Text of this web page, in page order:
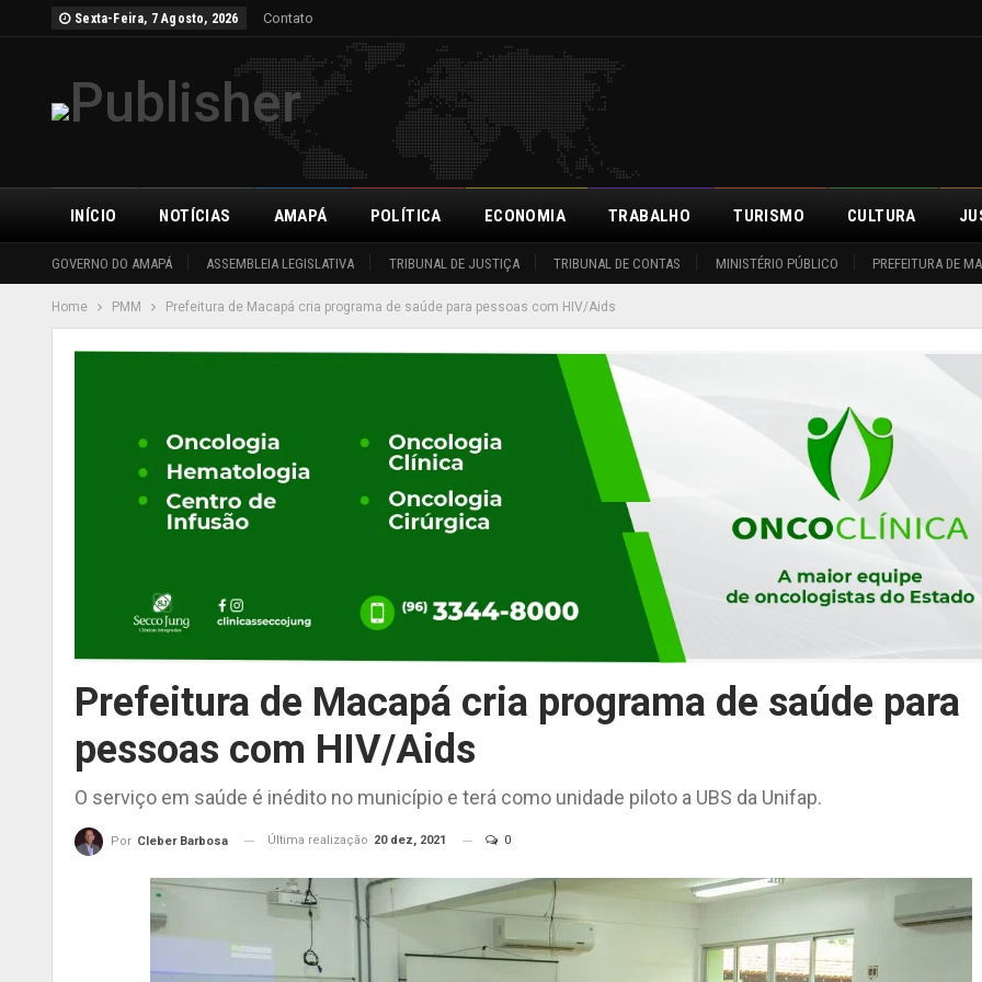
Sexta-Feira, 7 Agosto, 2026 Contato
INÍCIO
GOVERNO DO AMAPÁ ASSEMBLEIA LEGISLATIVA TRIBUNAL DE JUSTIÇA TRIBUNAL DE CONTAS MINISTÉRIO PÚBLICO PREFEITURA DE
NOTÍCIAS AMAPÁ POLÍTICA ECONOMIA TRABALHO TURISMO CULTURA
Home PMM Prefeitura de Macapá cria programa de saúde para pessoas com HIV/Aids
Prefeitura de Macapá cria programa de saúde para
pessoas com HIV/Aids
O serviço em saúde é inédito no município e terá como unidade piloto a UBS da Unifap.
Por Cleber Barbosa Última realização 20 dez, 2021 0